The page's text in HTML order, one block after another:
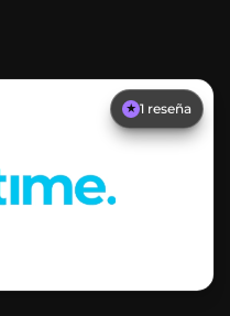
★ 1 reseña